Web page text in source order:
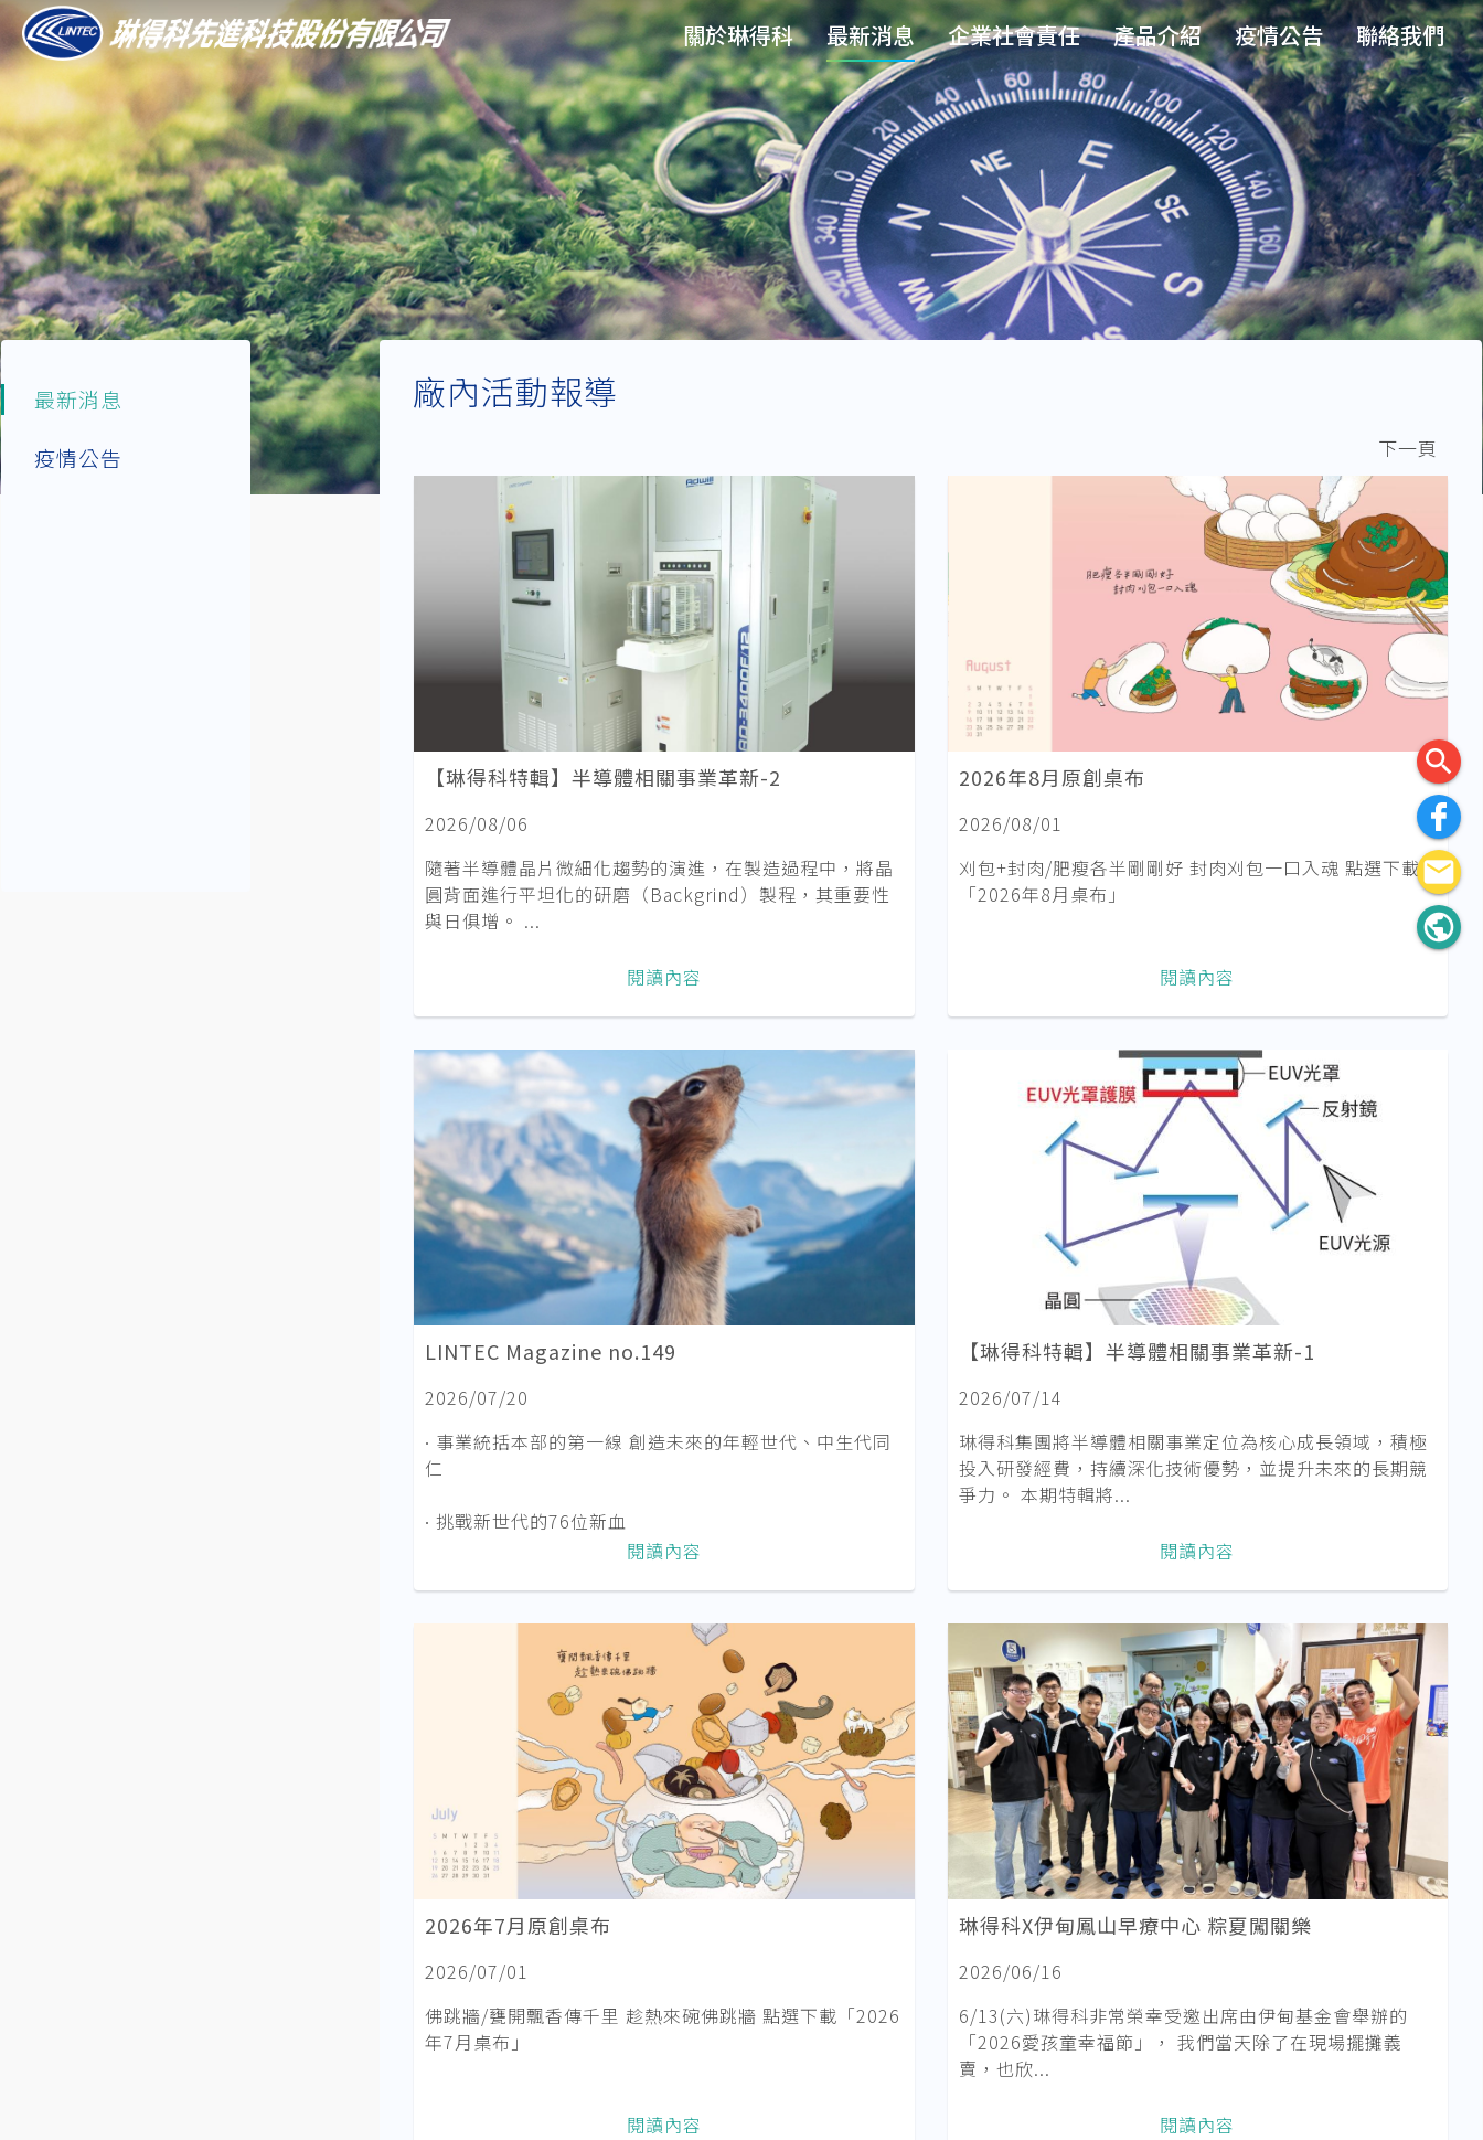
關於琳得科 最新消息 企業社會責任 產品介紹 疫情公告 聯絡我們
最新消息
疫情公告
廠內活動報導
下一頁
【琳得科特輯】半導體相關事業革新-2
2026/08/06
隨著半導體晶片微細化趨勢的演進，在製造過程中，將晶
圓背面進行平坦化的研磨（Backgrind）製程，其重要性
與日俱增。 ...
閱讀內容
2026年8月原創桌布
2026/08/01
刈包+封肉/肥瘦各半剛剛好 封肉刈包一口入魂 點選下載
「2026年8月桌布」
閱讀內容
LINTEC Magazine no.149
2026/07/20
∙ 事業統括本部的第一線 創造未來的年輕世代、中生代同
仁
∙ 挑戰新世代的76位新血
閱讀內容
【琳得科特輯】半導體相關事業革新-1
2026/07/14
琳得科集團將半導體相關事業定位為核心成長領域，積極
投入研發經費，持續深化技術優勢，並提升未來的長期競
爭力。 本期特輯將...
閱讀內容
2026年7月原創桌布
2026/07/01
佛跳牆/甕開飄香傳千里 趁熱來碗佛跳牆 點選下載「2026
年7月桌布」
閱讀內容
琳得科X伊甸鳳山早療中心 粽夏闖關樂
2026/06/16
6/13(六)琳得科非常榮幸受邀出席由伊甸基金會舉辦的
「2026愛孩童幸福節」， 我們當天除了在現場擺攤義
賣，也欣...
閱讀內容
search
email
public